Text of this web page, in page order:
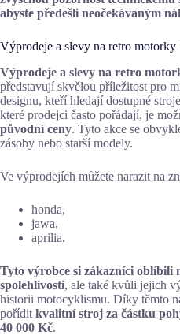
abyste předešli neočekávaným
Výprodeje a slevy na retro motorky
Výprodeje a slevy na retro
představují skvělou příležitost pro
designu, kteří hledají dostupné
které prodejci často pořádají, je
původní ceny. Tyto akce se
zásoby nebo starší modely.
Ve výprodejích můžete narazit na
honda,
jawa,
aprilia.
Tyto výrobce si zákazníci oblíbili
spolehlivosti, ale také kvůli jejich
historii motocyklismu. Díky těmto
pořídit kvalitní stroj za částku
40 000 Kč.